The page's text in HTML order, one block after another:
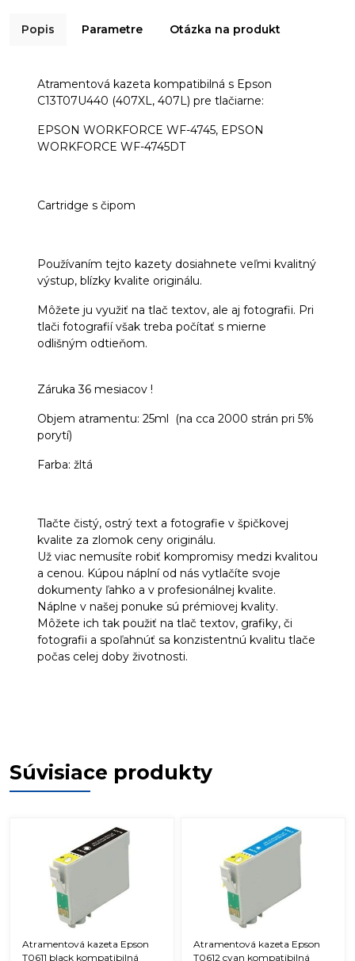
Popis Parametre Otázka na produkt
Atramentová kazeta kompatibilná s Epson
C13T07U440 (407XL, 407L) pre tlačiarne:
EPSON WORKFORCE WF-4745, EPSON
WORKFORCE WF-4745DT
Cartridge s čipom
Používaním tejto kazety dosiahnete veľmi kvalitný
výstup, blízky kvalite originálu.
Môžete ju využiť na tlač textov, ale aj fotografii. Pri
tlači fotografií však treba počítať s mierne
odlišným odtieňom.
Záruka 36 mesiacov !
Objem atramentu: 25ml (na cca 2000 strán pri 5%
porytí)
Farba: žltá
Tlačte čistý, ostrý text a fotografie v špičkovej
kvalite za zlomok ceny originálu.
Už viac nemusíte robiť kompromisy medzi kvalitou
a cenou. Kúpou náplní od nás vytlačíte svoje
dokumenty ľahko a v profesionálnej kvalite.
Náplne v našej ponuke sú prémiovej kvality.
Môžete ich tak použiť na tlač textov, grafiky, či
fotografii a spoľahnúť sa konzistentnú kvalitu tlače
počas celej doby životnosti.
Súvisiace produkty
Atramentová kazeta Epson
T0611 black kompatibilná
Atramentová kazeta Epson
T0612 cyan kompatibilná